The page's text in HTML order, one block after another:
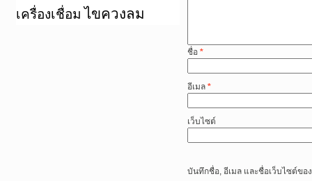
เครื่องเชื่อม ไขควงลม
ชื่อ *
อีเมล *
เว็บไซต์
บันทึกชื่อ, อีเมล และชื่อเว็บไซต์ขอ